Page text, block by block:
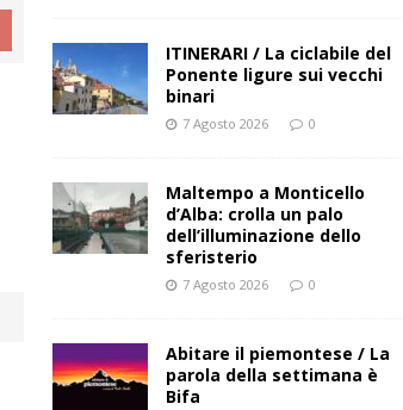
ITINERARI / La ciclabile del
Ponente ligure sui vecchi
binari
7 Agosto 2026 0
Maltempo a Monticello
d’Alba: crolla un palo
dell’illuminazione dello
sferisterio
7 Agosto 2026 0
Abitare il piemontese / La
parola della settimana è
Bifa